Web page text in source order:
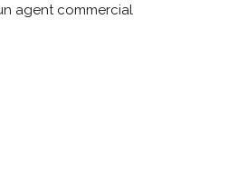
agent commercial